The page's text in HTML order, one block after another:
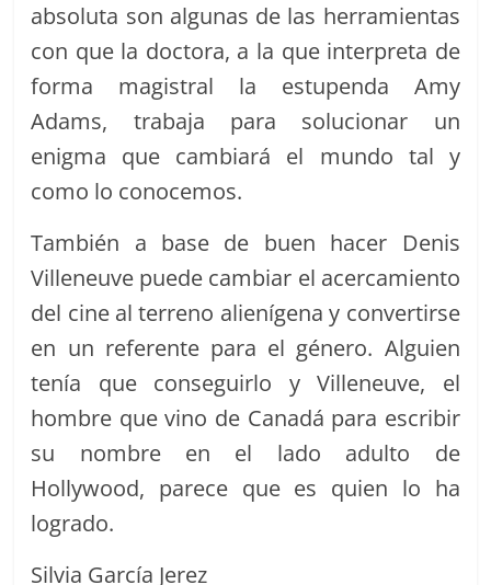
absoluta son algunas de las herramientas
con que la doctora, a la que interpreta de
forma magistral la estupenda Amy
Adams, trabaja para solucionar un
enigma que cambiará el mundo tal y
como lo conocemos.
También a base de buen hacer Denis
Villeneuve puede cambiar el acercamiento
del cine al terreno alienígena y convertirse
en un referente para el género. Alguien
tenía que conseguirlo y Villeneuve, el
hombre que vino de Canadá para escribir
su nombre en el lado adulto de
Hollywood, parece que es quien lo ha
logrado.
Silvia García Jerez